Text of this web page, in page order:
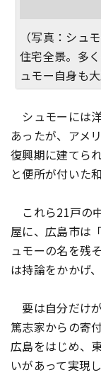
（写真：シュ
住宅全景。多
ュモー自身も
シュモーには
あったが、アメ
復興期に建てら
と便所が付いた
これら21戸の
屋に、広島市は
ュモーの名を残
は持論をかかげ
要は自分だけ
篤志家からの寄
広島をはじめ、
いがあって実現